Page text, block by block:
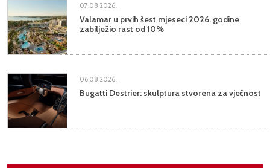
07.08.2026.
Valamar u prvih šest mjeseci 2026. godine
zabilježio rast od 10%
06.08.2026.
Bugatti Destrier: skulptura stvorena za vječnost